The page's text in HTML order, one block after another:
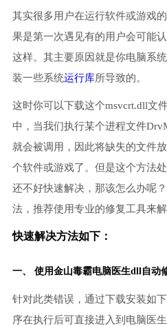
其实很多用户在运行软件或游戏
果是第一次遇见有的用户会可能
这样。其主要原因就是你电脑系
装一些系统运行库所导致的。
这时你可以下载这个msvcrt.dll文
中，当我们执行某个进程文件
就会被调用，因此将缺失的文件
个软件或游戏了。但是这个方法
还不好快速解决，那该怎么办呢
法，推荐使用专业的修复工具来解
快速解决方法如下：
一、 使用金山毒霸电脑医生dll自动
针对此类错误，通过下载安装如
序在执行后可直接进入到电脑医生